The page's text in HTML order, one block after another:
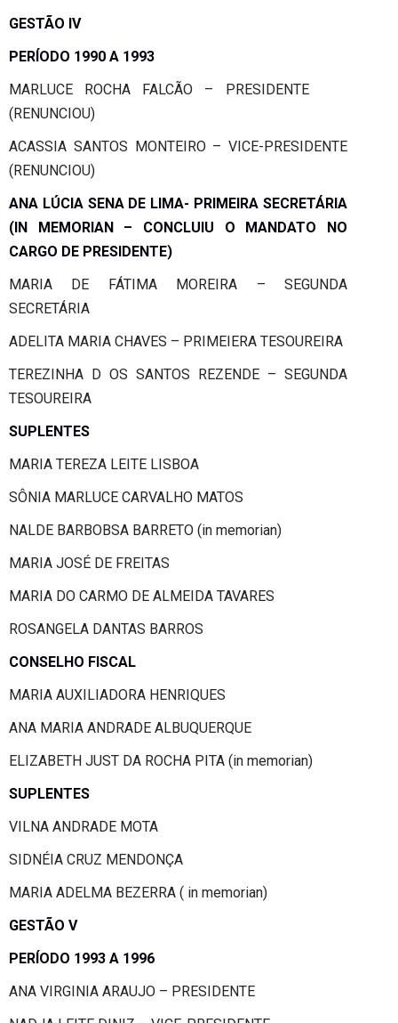
GESTÃO IV
PERÍODO 1990 A 1993
MARLUCE ROCHA FALCÃO – PRESIDENTE
(RENUNCIOU)
ACASSIA SANTOS MONTEIRO – VICE-PRESIDENTE
(RENUNCIOU)
ANA LÚCIA SENA DE LIMA- PRIMEIRA SECRETÁRIA
(IN MEMORIAN – CONCLUIU O MANDATO NO
CARGO DE PRESIDENTE)
MARIA DE FÁTIMA MOREIRA – SEGUNDA
SECRETÁRIA
ADELITA MARIA CHAVES – PRIMEIERA TESOUREIRA
TEREZINHA D OS SANTOS REZENDE – SEGUNDA
TESOUREIRA
SUPLENTES
MARIA TEREZA LEITE LISBOA
SÔNIA MARLUCE CARVALHO MATOS
NALDE BARBOBSA BARRETO (in memorian)
MARIA JOSÉ DE FREITAS
MARIA DO CARMO DE ALMEIDA TAVARES
ROSANGELA DANTAS BARROS
CONSELHO FISCAL
MARIA AUXILIADORA HENRIQUES
ANA MARIA ANDRADE ALBUQUERQUE
ELIZABETH JUST DA ROCHA PITA (in memorian)
SUPLENTES
VILNA ANDRADE MOTA
SIDNÉIA CRUZ MENDONÇA
MARIA ADELMA BEZERRA ( in memorian)
GESTÃO V
PERÍODO 1993 A 1996
ANA VIRGINIA ARAUJO – PRESIDENTE